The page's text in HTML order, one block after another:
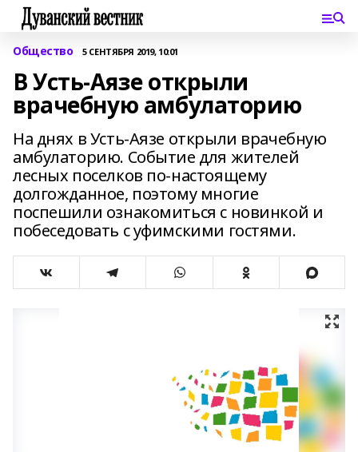
Общество 5 СЕНТЯБРЯ 2019, 10:01
В Усть-Аязе открыли
врачебную амбулаторию
На днях в Усть-Аязе открыли врачебную
амбулаторию. Событие для жителей
лесных поселков по-настоящему
долгожданное, поэтому многие
поспешили ознакомиться с новинкой и
побеседовать с уфимскими гостями.